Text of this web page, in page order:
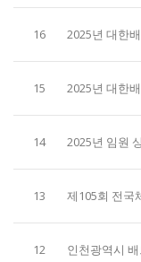
16 2025년 대한
15 2025년 대한
14 2025년 임원
13 제105회 전국
12 인천광역시